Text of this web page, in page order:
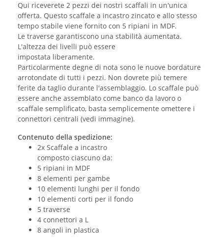
Qui riceverete 2 pezzi dei nostri scaffali in un'unica
offerta. Questo scaffale a incastro zincato e allo stesso
tempo stabile viene fornito con 5 ripiani in MDF.
Le traverse garantiscono una stabilità aumentata.
L'altezza dei livelli può essere
impostata liberamente.
Particolarmente degne di nota sono le nuove bordature
arrotondate di tutti i pezzi. Non dovrete più temere
ferite da taglio durante l'assemblaggio. Lo scaffale può
essere anche assemblato come banco da lavoro o
scaffale semplificato, basta semplicemente omettere i
connettori centrali (vedi immagine).
Contenuto della spedizione:
2x Scaffale a incastro
composto ciascuno da:
5 ripiani in MDF
8 elementi per gambe
10 elementi lunghi per il fondo
10 elementi corti per il fondo
5 traverse
4 connettori a L
8 angoli in plastica